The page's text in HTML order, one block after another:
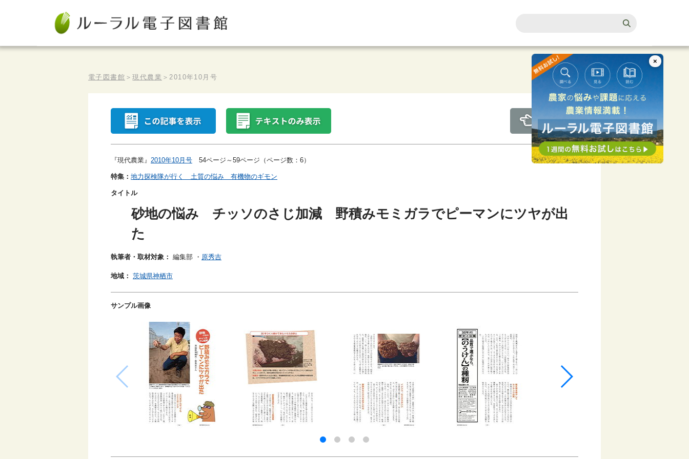
電子図書館 ＞現代農業 ＞2010年10月号
『現代農業』 2010年10月号 54ページ～59ページ（ページ数：6）
特集： 地力探検隊が行く 土質の悩み 有機物のギモン
タイトル
砂地の悩み チッソのさじ加減 野積みモミガラでピーマンにツヤが出
た
執筆者・取材対象： 編集部 ・ 原秀吉
地域： 茨城県神栖市
サンプル画像
×